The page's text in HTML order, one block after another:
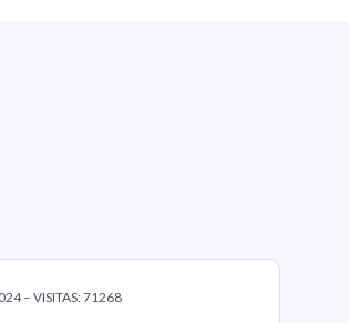
– VISITAS: 71268